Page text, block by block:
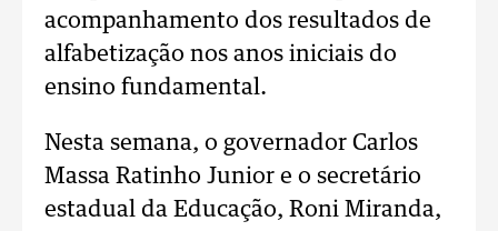
acompanhamento dos resultados de
alfabetização nos anos iniciais do
ensino fundamental.
Nesta semana, o governador Carlos
Massa Ratinho Junior e o secretário
estadual da Educação, Roni Miranda,